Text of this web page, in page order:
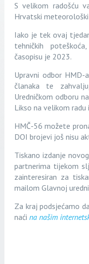
S velikom radošću
Hrvatski meteorološki
Iako je tek ovaj
tehničkih
časopisu je 2023.
Upravni odbor
članaka te
Uredničkom odboru
Likso na velikom radu
HMČ-56 možete
DOI brojevi još nisu
Tiskano izdanje
partnerima tijekom
zainteresiran za
mailom Glavnoj
Za kraj podsjećamo
naći na našim